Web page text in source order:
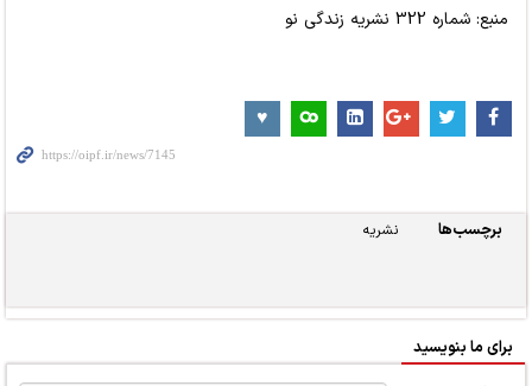
منبع: شماره 322 نشریه زندگی نو
برچسب‌ها نشریه
برای ما بنویسید